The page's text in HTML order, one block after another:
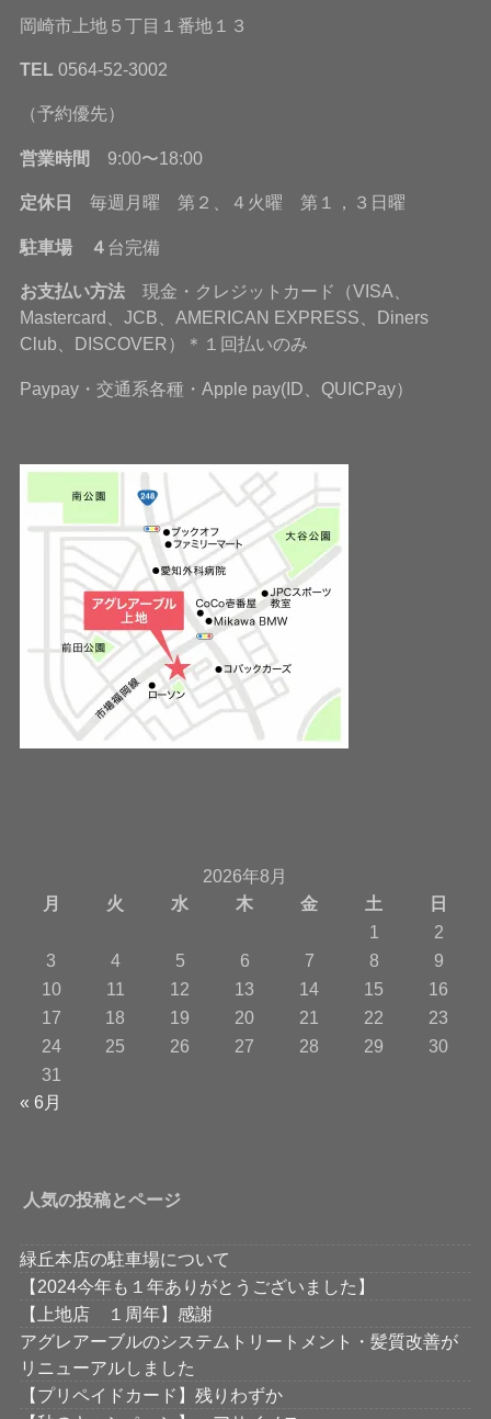
岡崎市上地５丁目１番地１３
TEL 0564-52-3002
（予約優先）
営業時間 9:00〜18:00
定休日 毎週月曜 第２、４火曜 第１，３日曜
駐車場 ４ 台完備
お支払い方法現金・クレジットカード（VISA、
Mastercard、JCB、AMERICAN EXPRESS、Diners
Club、DISCOVER）＊１回払いのみ
Paypay・交通系各種・Apple pay(ID、QUICPay）
2026年8月
月
火 水 木 金 土
日
1
2
3
4 5 6 7 8
9
10
11 12 13 14 15
16
17
18 19 20 21 22
23
24
25 26 27 28 29
30
31
« 6月
人気の投稿とページ
緑丘本店の駐車場について
【2024今年も１年ありがとうございました】
【上地店 １周年】感謝
アグレアーブルのシステムトリートメント・髪質改善が
リニューアルしました
【プリペイドカード】残りわずか